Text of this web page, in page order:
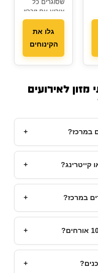
שסוגרים כל
אירוע עם זיכרון
מתוק
גלו את
הקינוחים
מזון לאירועים
במרכז? +
קייטרינג? +
במרכז? +
+
+